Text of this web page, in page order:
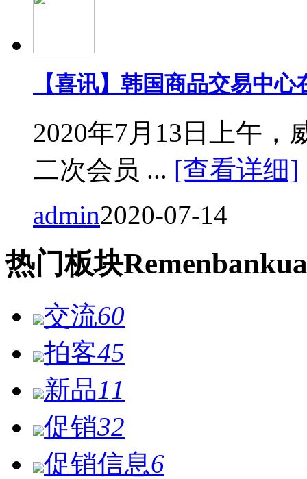
【喜讯】韩国商品交易中
2020年7月13日上午，
二次会员 ... [查看详细]
admin2020-07-14
热门板块Remen
交流60
拍客45
新品11
促销32
促销信息6